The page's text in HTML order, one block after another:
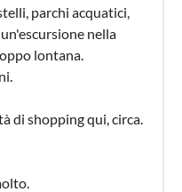
parchi acquatici,
nella
lontana.
di shopping qui, circa.